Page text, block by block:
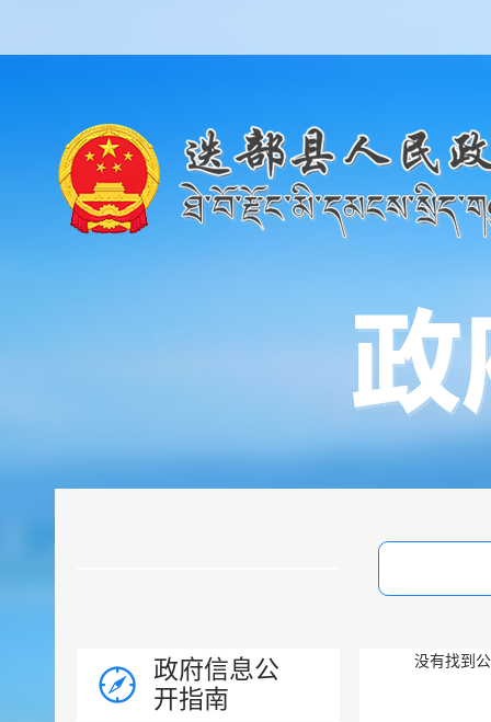
政府信息公
开指南
没有找到